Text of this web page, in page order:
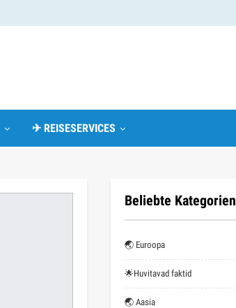
✈ REISESERVICES
Beliebte Kategorien
🌏 Euroopa
🌟Huvitavad faktid
🌏 Aasia